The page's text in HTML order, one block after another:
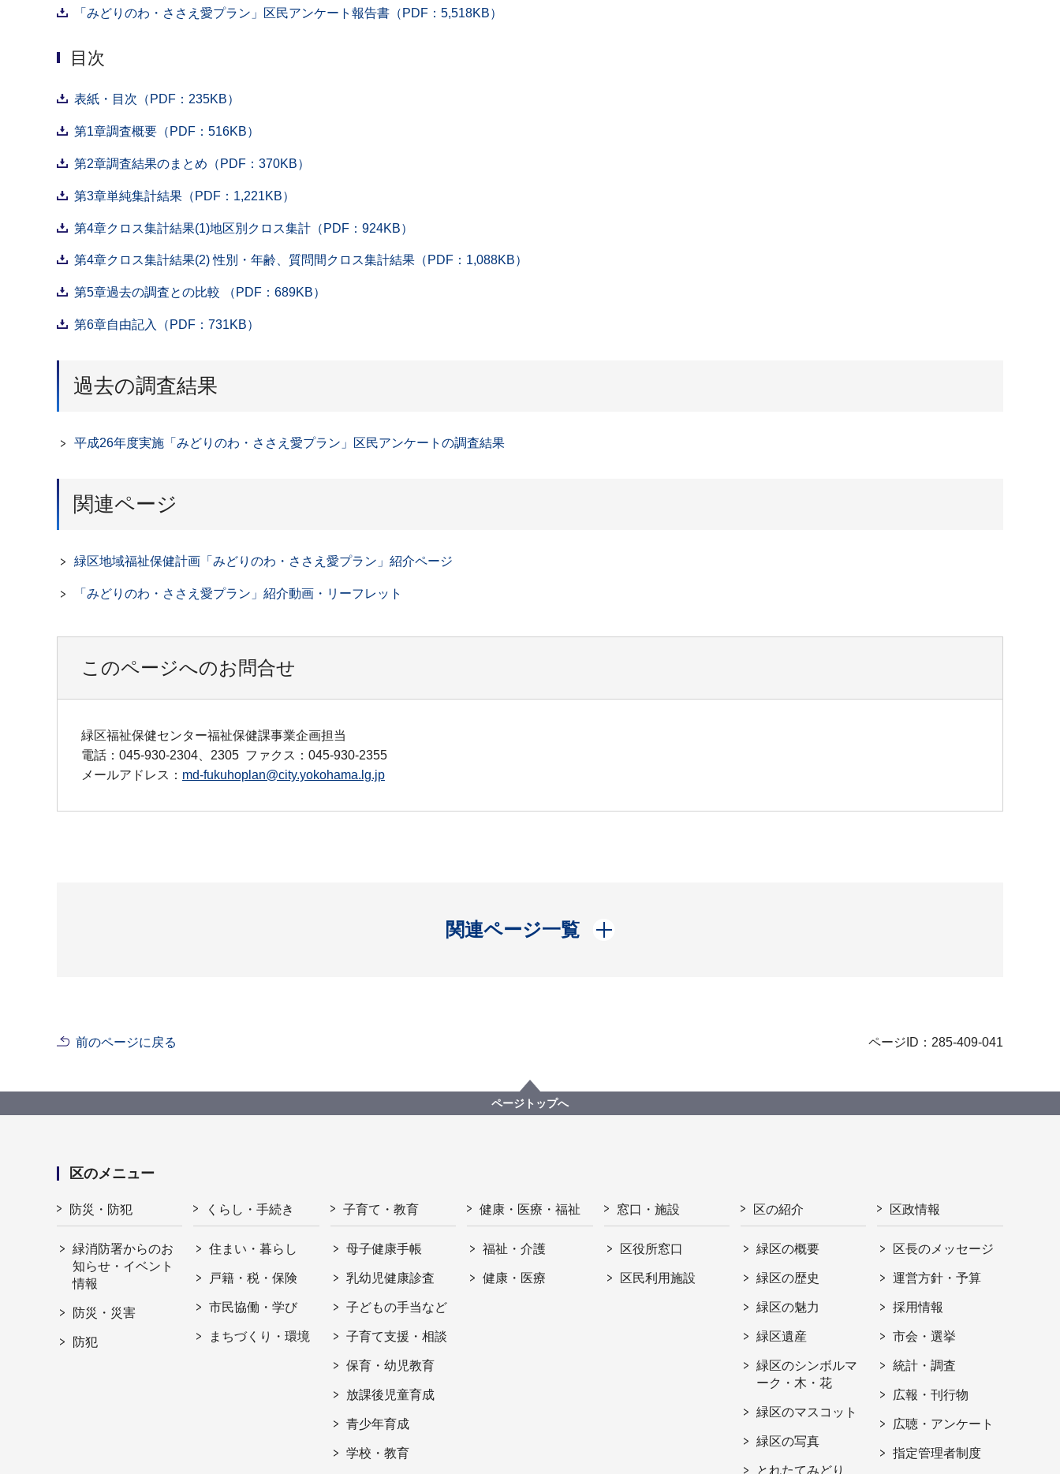
「みどりのわ・ささえ愛プラン」区民アンケート報告書（PDF：5,518KB）
目次
表紙・目次（PDF：235KB）
第1章調査概要（PDF：516KB）
第2章調査結果のまとめ（PDF：370KB）
第3章単純集計結果（PDF：1,221KB）
第4章クロス集計結果(1)地区別クロス集計（PDF：924KB）
第4章クロス集計結果(2) 性別・年齢、質問間クロス集計結果（PDF：1,088KB）
第5章過去の調査との比較 （PDF：689KB）
第6章自由記入（PDF：731KB）
過去の調査結果
平成26年度実施「みどりのわ・ささえ愛プラン」区民アンケートの調査結果
関連ページ
緑区地域福祉保健計画「みどりのわ・ささえ愛プラン」紹介ページ
「みどりのわ・ささえ愛プラン」紹介動画・リーフレット
このページへのお問合せ
緑区福祉保健センター福祉保健課事業企画担当
電話：045-930-2304、2305 ファクス：045-930-2355
メールアドレス： md-fukuhoplan@city.yokohama.lg.jp
関連ページ一覧
開く
前のページに戻る ページID：285-409-041
ページトップへ
区のメニュー
防災・防犯
緑消防署からのお
知らせ・イベント
情報
防災・災害
防犯
くらし・手続き
住まい・暮らし
戸籍・税・保険
市民協働・学び
まちづくり・環境
子育て・教育
母子健康手帳
乳幼児健康診査
子どもの手当など
子育て支援・相談
保育・幼児教育
放課後児童育成
青少年育成
学校・教育
健康・医療・福祉
福祉・介護
健康・医療
窓口・施設
区役所窓口
区民利用施設
区の紹介
緑区の概要
緑区の歴史
緑区の魅力
緑区遺産
緑区のシンボルマ
ーク・木・花
緑区のマスコット
緑区の写真
とれたてみどり
区政情報
区長のメッセージ
運営方針・予算
採用情報
市会・選挙
統計・調査
広報・刊行物
広聴・アンケート
指定管理者制度